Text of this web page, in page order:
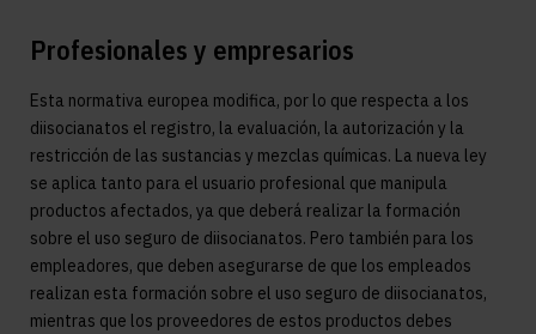
Profesionales y empresarios
Esta normativa europea modifica, por lo que respecta a los
diisocianatos el registro, la evaluación, la autorización y la
restricción de las sustancias y mezclas químicas. La nueva ley
se aplica tanto para el usuario profesional que manipula
productos afectados, ya que deberá realizar la formación
sobre el uso seguro de diisocianatos. Pero también para los
empleadores, que deben asegurarse de que los empleados
realizan esta formación sobre el uso seguro de diisocianatos,
mientras que los proveedores de estos productos debes